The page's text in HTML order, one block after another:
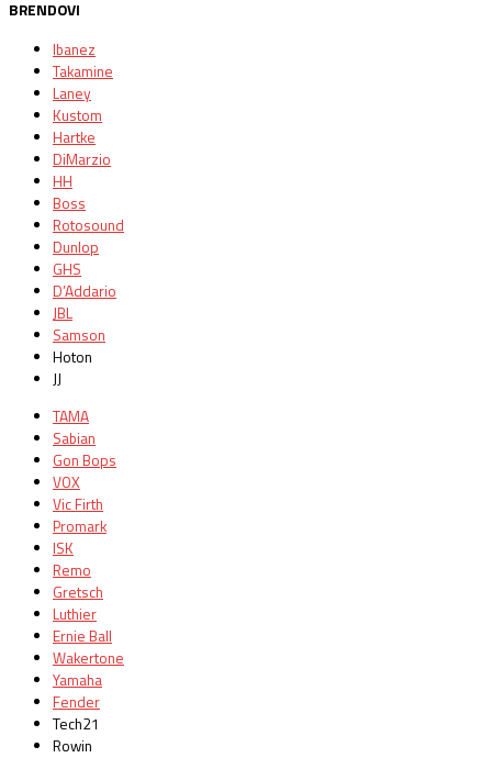
BRENDOVI
Ibanez
Takamine
Laney
Kustom
Hartke
DiMarzio
HH
Boss
Rotosound
Dunlop
GHS
D’Addario
JBL
Samson
Hoton
JJ
TAMA
Sabian
Gon Bops
VOX
Vic Firth
Promark
ISK
Remo
Gretsch
Luthier
Ernie Ball
Wakertone
Yamaha
Fender
Tech21
Rowin